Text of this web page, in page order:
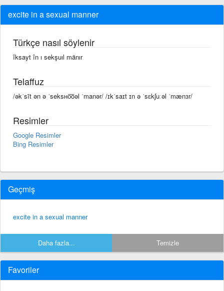
excite in a sexual manner
Türkçe nasıl söylenir
îksayt în ı sekşuıl mänır
Telaffuz
/əkˈsīt ən ə ˈseksʜo͞oəl ˈmanər/ /ɪkˈsaɪt ɪn ə ˈsɛkʃuːəl ˈmænɜr/
Resimler
Google Resimler
Bing Resimler
Geçmiş
excite in a sexual manner
Daha fazla... Temizle
Favoriler